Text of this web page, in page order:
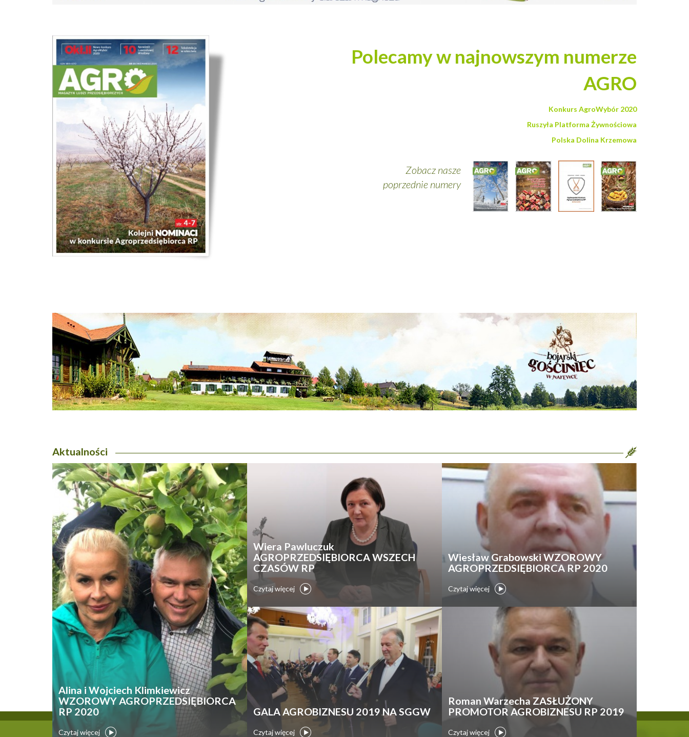
Polecamy w najnowszym numerze
AGRO
Konkurs AgroWybór 2020
Ruszyła Platforma Żywnościowa
Polska Dolina Krzemowa
Zobacz nasze
poprzednie numery
Aktualności
Alina i Wojciech Klimkiewicz
WZOROWY AGROPRZEDSIĘBIORCA
RP 2020
Czytaj więcej
Wiera Pawluczuk
AGROPRZEDSIĘBIORCA WSZECH
CZASÓW RP
Czytaj więcej
Wiesław Grabowski WZOROWY
AGROPRZEDSIĘBIORCA RP 2020
Czytaj więcej
GALA AGROBIZNESU 2019 NA SGGW
Czytaj więcej
Roman Warzecha ZASŁUŻONY
PROMOTOR AGROBIZNESU RP 2019
Czytaj więcej